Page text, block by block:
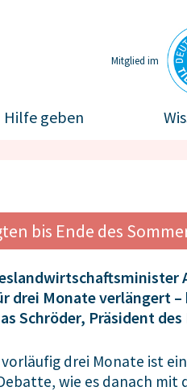
Mitglied im
Hilfe geben
bis Ende des
drei Monate verlängert
Schröder, Präsident
drei Monate ist
wie es danach